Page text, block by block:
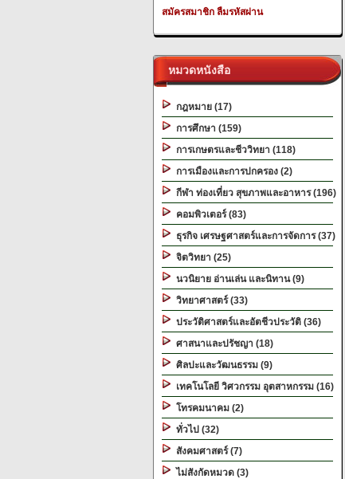
สมัครสมาชิก ลืมรหัสผ่าน
หมวดหนังสือ
กฎหมาย (17)
การศึกษา (159)
การเกษตรและชีววิทยา (118)
การเมืองและการปกครอง (2)
กีฬา ท่องเที่ยว สุขภาพและอาหาร (196)
คอมพิวเตอร์ (83)
ธุรกิจ เศรษฐศาสตร์และการจัดการ (37)
จิตวิทยา (25)
นวนิยาย อ่านเล่น และนิทาน (9)
วิทยาศาสตร์ (33)
ประวัติศาสตร์และอัตชีวประวัติ (36)
ศาสนาและปรัชญา (18)
ศิลปะและวัฒนธรรม (9)
เทคโนโลยี วิศวกรรม อุตสาหกรรม (16)
โทรคมนาคม (2)
ทั่วไป (32)
สังคมศาสตร์ (7)
ไม่สังกัดหมวด (3)